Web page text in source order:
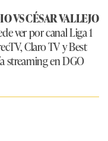
VS CÉSAR VALLEJO
ver por canal Liga 1
Claro TV y Best
streaming en DGO